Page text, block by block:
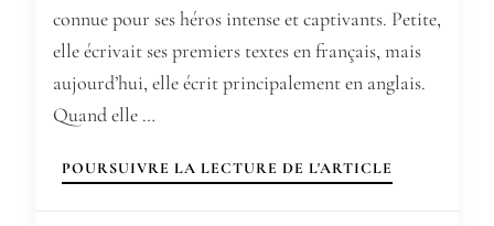
connue pour ses héros intense et captivants. Petite,
elle écrivait ses premiers textes en français, mais
aujourd’hui, elle écrit principalement en anglais.
Quand elle …
POURSUIVRE LA LECTURE DE L'ARTICLE